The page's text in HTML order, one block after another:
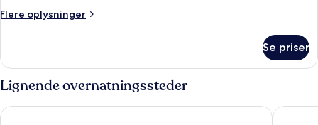
-Flere oplysninger
Flere
med
dobbeltseng
eller
enkeltsenge
Se priser
Lignende overnatningssteder
Holiday Inn Lisbon by IHG SANA